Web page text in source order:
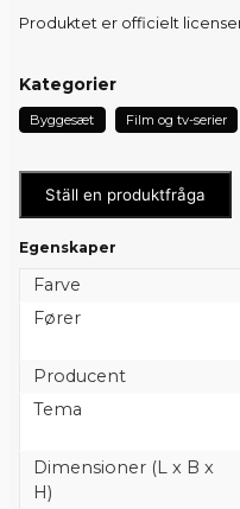
Produktet er officielt
Kategorier
Byggesæt Film og tv-serier
Ställ en produktfråga
Egenskaper
Farve
Fører
Producent
Tema
Dimensioner (L x B x
H)